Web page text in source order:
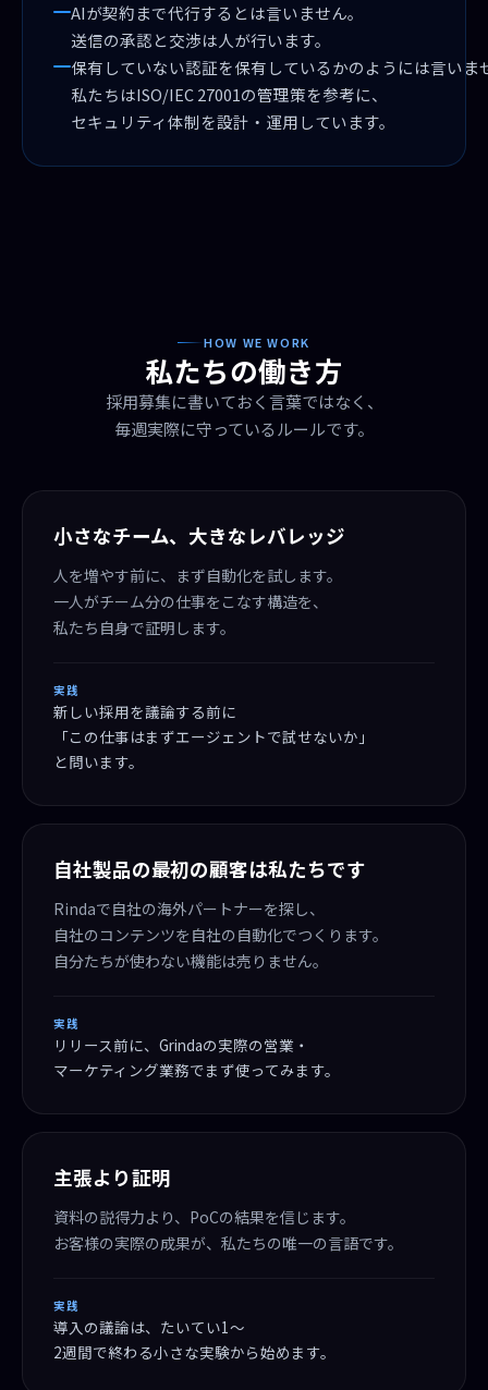
AIが契約まで代行するとは言いません。
送信の承認と交渉は人が行います。
保有していない認証を保有しているかのようには言いま
私たちはISO/IEC 27001の管理策を参考に、
セキュリティ体制を設計・運用しています。
HOW WE WORK
私たちの働き方
採用募集に書いておく言葉ではなく、
毎週実際に守っているルールです。
小さなチーム、大きなレバレッジ
人を増やす前に、まず自動化を試します。
一人がチーム分の仕事をこなす構造を、
私たち自身で証明します。
実践
新しい採用を議論する前に
「この仕事はまずエージェントで試せないか」
と問います。
自社製品の最初の顧客は私たちです
Rindaで自社の海外パートナーを探し、
自社のコンテンツを自社の自動化でつくります。
自分たちが使わない機能は売りません。
実践
リリース前に、Grindaの実際の営業・
マーケティング業務でまず使ってみます。
主張より証明
資料の説得力より、PoCの結果を信じます。
お客様の実際の成果が、私たちの唯一の言語です。
実践
導入の議論は、たいてい1〜
2週間で終わる小さな実験から始めます。